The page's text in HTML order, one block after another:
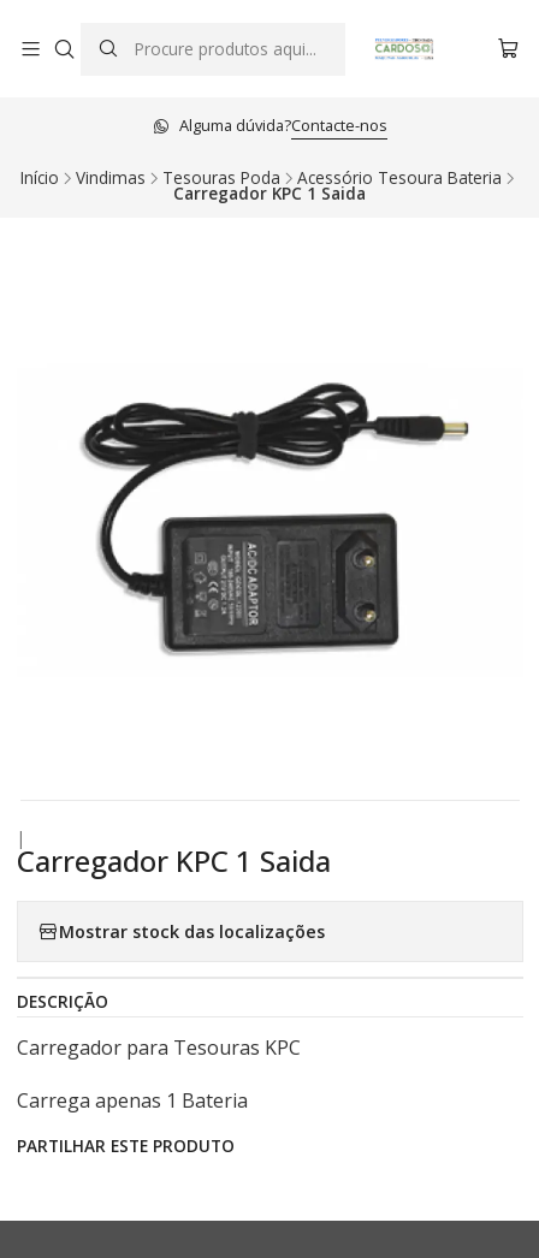
Alguma dúvida?Contacte-nos
Início Vindimas Tesouras Poda Acessório Tesoura Bateria
Carregador KPC 1 Saida
|
Carregador KPC 1 Saida
Mostrar stock das localizações
DESCRIÇÃO
Carregador para Tesouras KPC
Carrega apenas 1 Bateria
PARTILHAR ESTE PRODUTO